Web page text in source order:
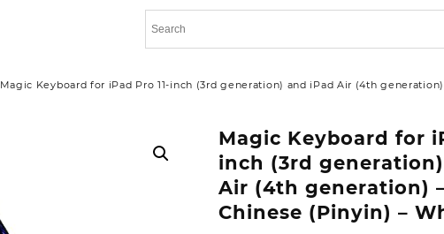
Magic Keyboard for iPad Pro 11-inch (3rd generation) and iPad Air (4th
Magic Keyboard for
inch (3rd
Air (4th generation)
Chinese (Pinyin) –